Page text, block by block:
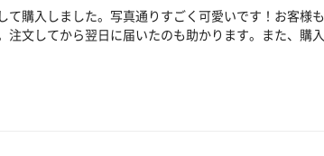
て購入しました。写真通りすごく可愛いです！お客様
注文してから翌日に届いたのも助かります。また、購